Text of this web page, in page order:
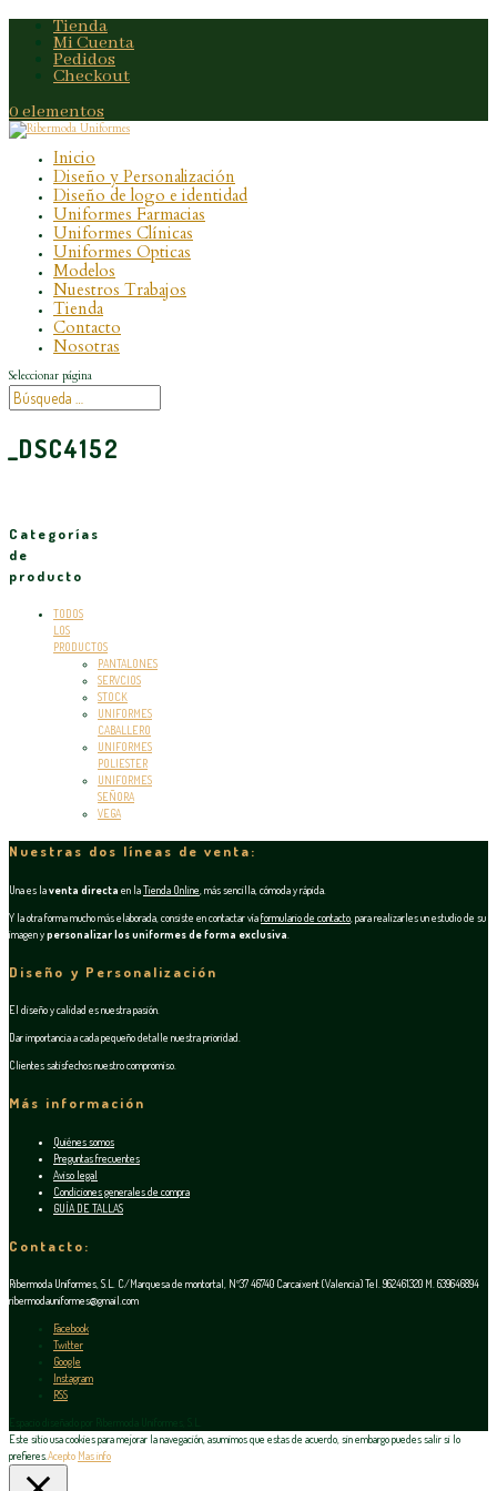
Tienda
Mi Cuenta
Pedidos
Checkout
0 elementos
Inicio
Diseño y Personalización
Diseño de logo e identidad
Uniformes Farmacias
Uniformes Clínicas
Uniformes Opticas
Modelos
Nuestros Trabajos
Tienda
Contacto
Nosotras
Seleccionar página
_DSC4152
Categorías
de
producto
TODOS
LOS
PRODUCTOS
PANTALONES
SERVCIOS
STOCK
UNIFORMES
CABALLERO
UNIFORMES
POLIESTER
UNIFORMES
SEÑORA
VEGA
Nuestras dos líneas de venta:
Una es laventa directa en laTienda Online , más sencilla, cómoda y rápida.
Y la otra forma mucho más elaborada, consiste en contactar víaformulario de contacto , para realizarles un estudio de su
imagen ypersonalizar los uniformes de forma exclusiva
Diseño y Personalización
El diseño y calidad es nuestra pasión.
Dar importancia a cada pequeño detalle nuestra prioridad.
Clientes satisfechos nuestro compromiso.
Más información
Quiénes somos
Preguntas frecuentes
Aviso legal
Condiciones generales de compra
GUÍA DE TALLAS
Contacto:
Ribermoda Uniformes, S.L. C/Marquesa de montortal, Nº37 46740 Carcaixent (Valencia) Tel. 962461320 M. 639646894
ribermodauniformes@gmail.com
Facebook
Twitter
Google
Instagram
RSS
Este sitio usa cookies para mejorar la navegación, asumimos que estas de acuerdo, sin embargo puedes salir si lo
prefieres.Acepto Mas info